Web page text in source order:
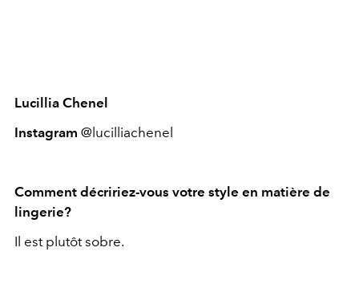
Lucillia Chenel
Instagram @lucilliachenel
Comment décririez-vous votre style en matière de
lingerie?
Il est plutôt sobre.